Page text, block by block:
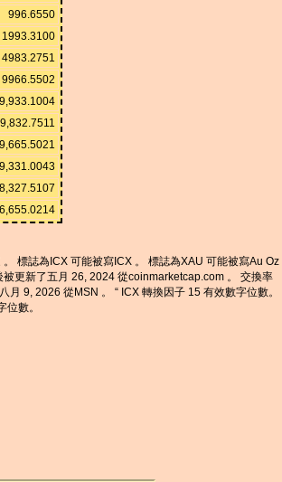
996.6550
1993.3100
4983.2751
9966.5502
標誌為ICX 可能被寫ICX 。 標誌為XAU 可能被寫Au Oz
被更新了五月 26, 2024 從coinmarketcap.com 。 交換率
月 9, 2026 從MSN 。 “ ICX 轉換因子 15 有效數字位數。
位數。